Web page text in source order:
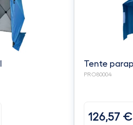
Tente
PRO80004
126,57 €